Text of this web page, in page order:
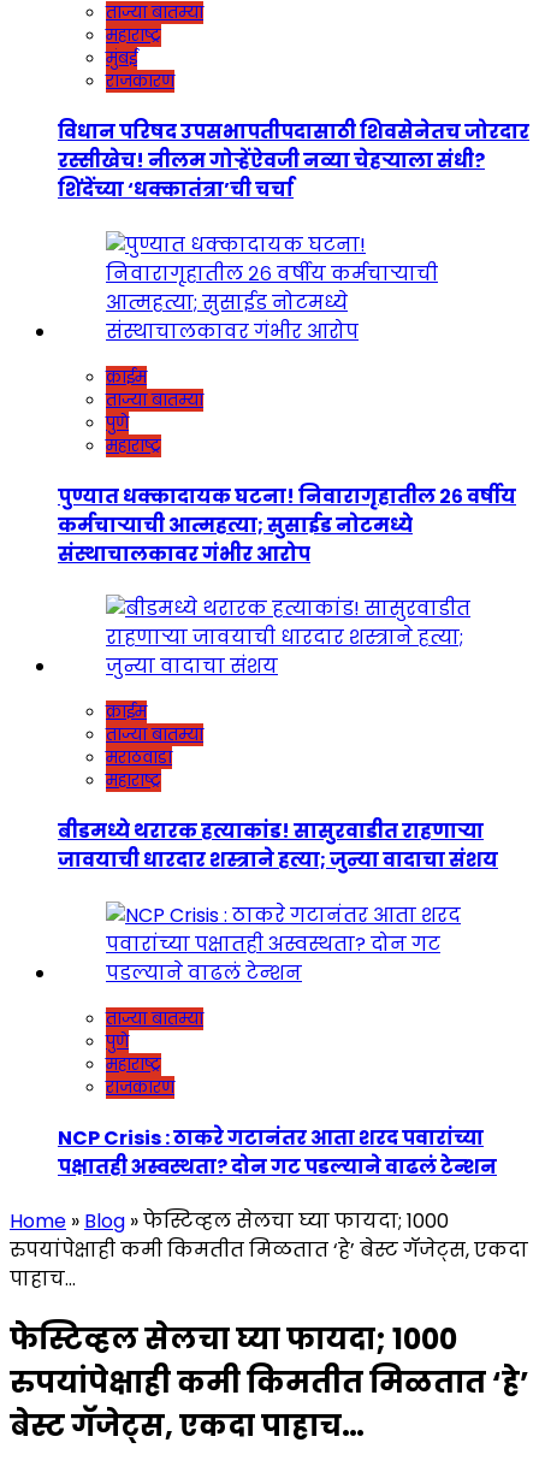
ताज्या बातम्या
महाराष्ट्र
मुंबई
राजकारण
विधान परिषद उपसभापतीपदासाठी शिवसेनेतच जोरदार
रस्सीखेच! नीलम गोऱ्हेंऐवजी नव्या चेहऱ्याला संधी?
शिंदेंच्या ‘धक्कातंत्रा’ची चर्चा
क्राईम
ताज्या बातम्या
पुणे
महाराष्ट्र
पुण्यात धक्कादायक घटना! निवारागृहातील २६ वर्षीय
कर्मचाऱ्याची आत्महत्या; सुसाईड नोटमध्ये
संस्थाचालकावर गंभीर आरोप
क्राईम
ताज्या बातम्या
मराठवाडा
महाराष्ट्र
बीडमध्ये थरारक हत्याकांड! सासुरवाडीत राहणाऱ्या
जावयाची धारदार शस्त्राने हत्या; जुन्या वादाचा संशय
ताज्या बातम्या
पुणे
महाराष्ट्र
राजकारण
NCP Crisis : ठाकरे गटानंतर आता शरद पवारांच्या
पक्षातही अस्वस्थता? दोन गट पडल्याने वाढलं टेन्शन
Home » Blog »फेस्टिव्हल सेलचा घ्या फायदा; 1000
रुपयांपेक्षाही कमी किमतीत मिळतात ‘हे’ बेस्ट गॅजेट्स, एकदा
पाहाच…
फेस्टिव्हल सेलचा घ्या फायदा; 1000
रुपयांपेक्षाही कमी किमतीत मिळतात ‘हे’
बेस्ट गॅजेट्स, एकदा पाहाच…